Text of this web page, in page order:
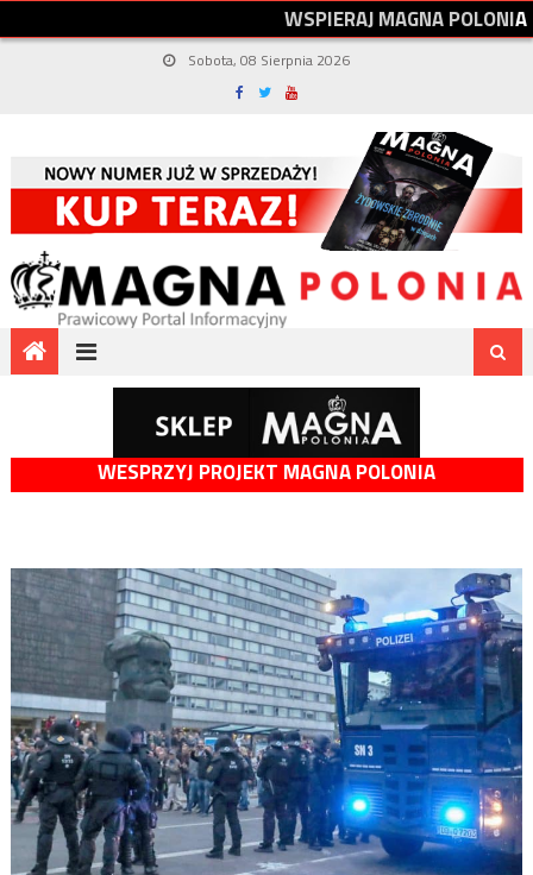
WSPIERAJMAGNAPOLONIA
Sobota, 08 Sierpnia 2026
WESPRZYJ PROJEKT MAGNA POLONIA